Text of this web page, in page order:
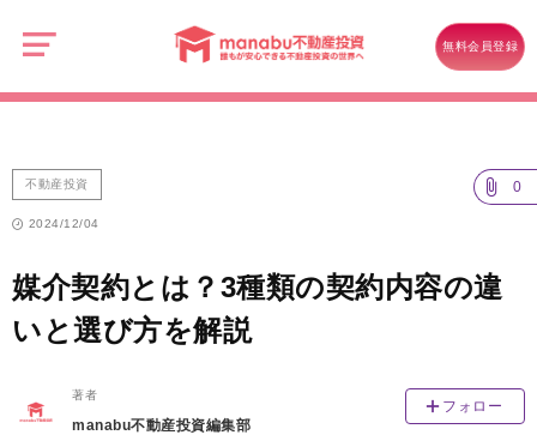
無料会員登録
媒介契約とは？3種類の契約内容の違いと選び方を解説
不動産投資 0
2024/12/04
媒介契約とは？3種類の契約内容の違
いと選び方を解説
著者
manabu不動産投資編集部
フォロー